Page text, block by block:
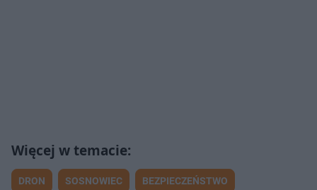
DRON SOSNOWIEC BEZPIECZEŃSTWO